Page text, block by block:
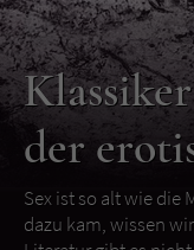
Klassiker
der
Sex ist so alt wie die
dazu kam, wissen